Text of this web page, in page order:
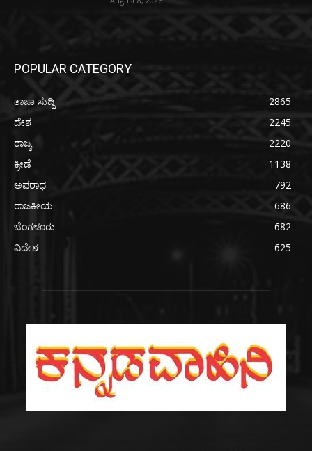
POPULAR CATEGORY
ತಾಜಾ ಸುದ್ದಿ
2865
ದೇಶ
2245
ರಾಜ್ಯ
2220
ಕ್ರೀಡೆ
1138
ಅಪರಾಧ
792
ರಾಜಕೀಯ
686
ಬೆಂಗಳೂರು
682
ವಿದೇಶ
625